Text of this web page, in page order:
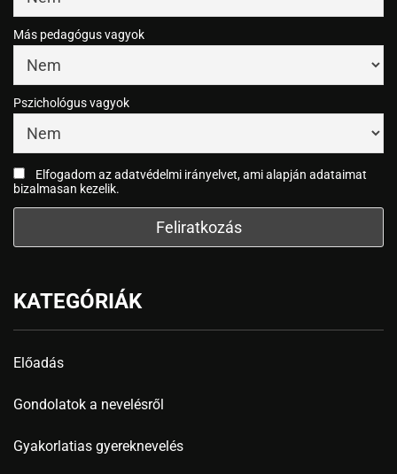
Más pedagógus vagyok
Pszichológus vagyok
Elfogadom az adatvédelmi irányelvet, ami alapján adataimat
bizalmasan kezelik.
KATEGÓRIÁK
Előadás
Gondolatok a nevelésről
Gyakorlatias gyereknevelés